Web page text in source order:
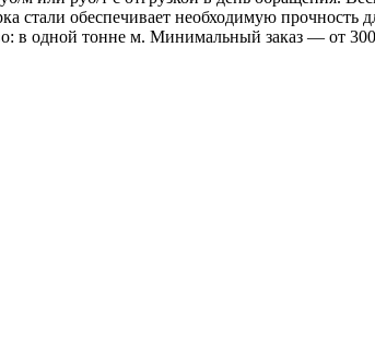
обеспечивает необходимую прочность для
в одной тонне м. Минимальный заказ — от 300